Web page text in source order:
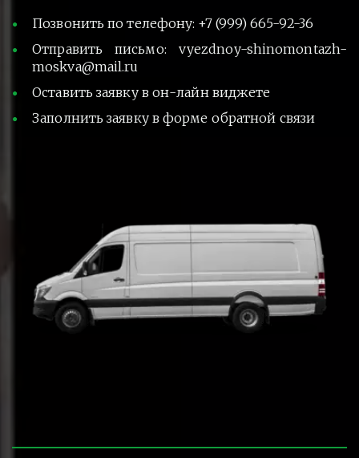
Позвонить по телефону: +7 (999) 665-92-36
Отправить письмо: vyezdnoy-shinomontazh-
moskva@mail.ru
Оставить заявку в он-лайн виджете
Заполнить заявку в форме обратной связи